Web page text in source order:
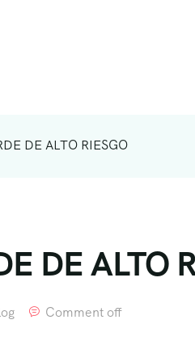
DE ALTO RIESGO
DE ALTO
Comment off